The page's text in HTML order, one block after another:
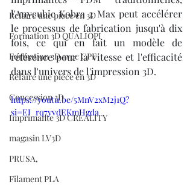
Refaire une piece en 3D
Formation 3D QUALIOPI
Formation 3D avec CPF
Refaire une pièce en 3D
Concession 3D
Imprimante 3D CREALITY
magasin LV3D
PRUSA,
Filament PLA
l'Anycubic Kobra 2 Max peut accélérer
le processus de fabrication jusqu'à dix
fois, ce qui en fait un modèle de
référence pour la vitesse et l'efficacité
dans l'univers de l'impression 3D.
https://youtu.be/5MnV2xM2j1Q?
si=EI_rq7yvdEKmHgda